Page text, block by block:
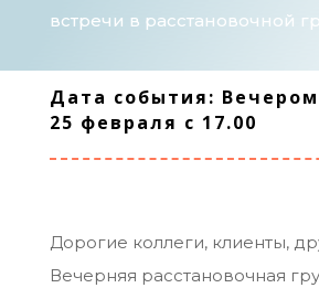
встречи в расстановочной
Дата события: Вечером
25 февраля с 17.00
Дорогие коллеги, клиенты,
Вечерняя расстановочная